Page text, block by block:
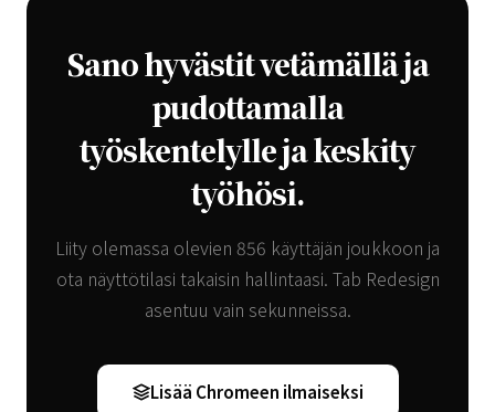
Sano hyvästit vetämällä ja
pudottamalla
työskentelylle ja keskity
työhösi.
Liity olemassa olevien 856 käyttäjän joukkoon ja
ota näyttötilasi takaisin hallintaasi. Tab Redesign
asentuu vain sekunneissa.
Lisää Chromeen ilmaiseksi